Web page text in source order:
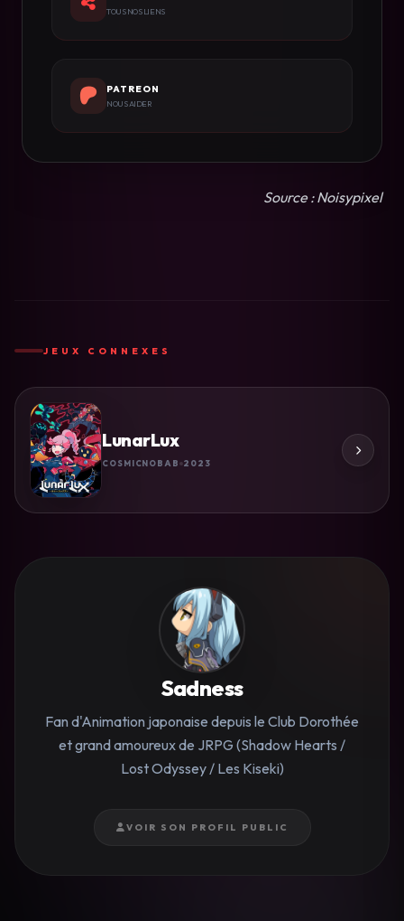
TOUS NOS LIENS
PATREON
NOUS AIDER
Source : Noisypixel
JEUX CONNEXES
LunarLux
COSMICNOBAB 2023
Sadness
Fan d'Animation japonaise depuis le Club Dorothée
et grand amoureux de JRPG (Shadow Hearts /
Lost Odyssey / Les Kiseki)
VOIR SON PROFIL PUBLIC